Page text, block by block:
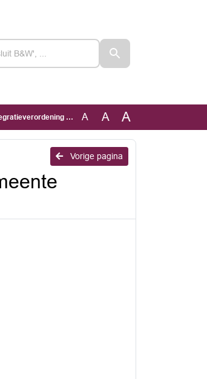
Gemeente Aalsmeer A A A
Vorige pagina